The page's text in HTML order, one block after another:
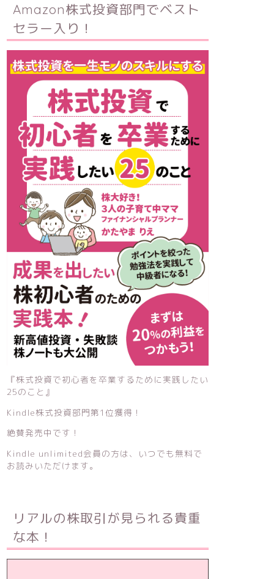
Amazon株式投資部門でベスト
セラー入り！
『株式投資で初心者を卒業するために実践したい
25のこと』
Kindle株式投資部門第1位獲得！
絶賛発売中です！
Kindle unlimited会員の方は、いつでも無料で
お読みいただけます。
リアルの株取引が見られる貴重
な本！